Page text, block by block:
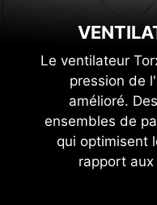
Le ventilateur
pression de
amélioré.
ensembles de
qui optimisent
rapport